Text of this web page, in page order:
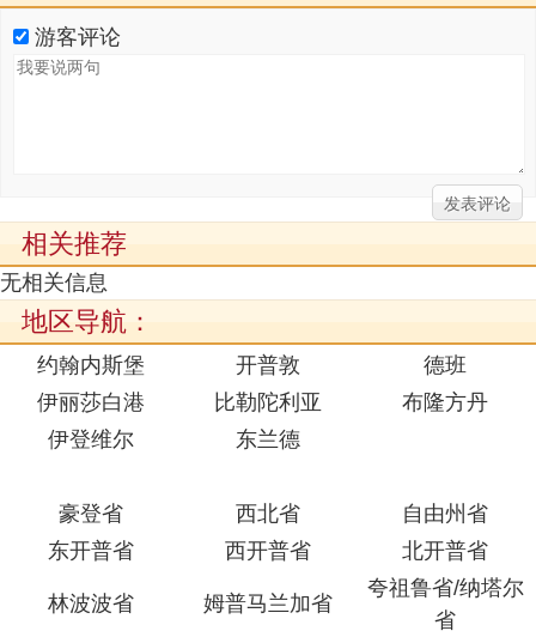
游客评论
相关推荐
无相关信息
地区导航：
约翰内斯堡 开普敦
德班
伊丽莎白港
比勒陀利亚
布隆方丹
伊登维尔
东兰德
豪登省 西北省
自由州省
东开普省
西开普省 北开普省
林波波省 姆普马兰加省
夸祖鲁省/纳塔尔
省